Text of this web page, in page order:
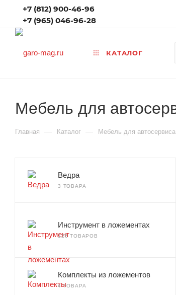
+7 (812) 900-46-96
+7 (965) 046-96-28
КАТАЛОГ
Мебель для
Главная — Каталог — Мебель для автосервиса
Ведра
3 ТОВАРА
Инструмент в ложементах
126 ТОВАРОВ
Комплекты из ложементов
4 ТОВАРА